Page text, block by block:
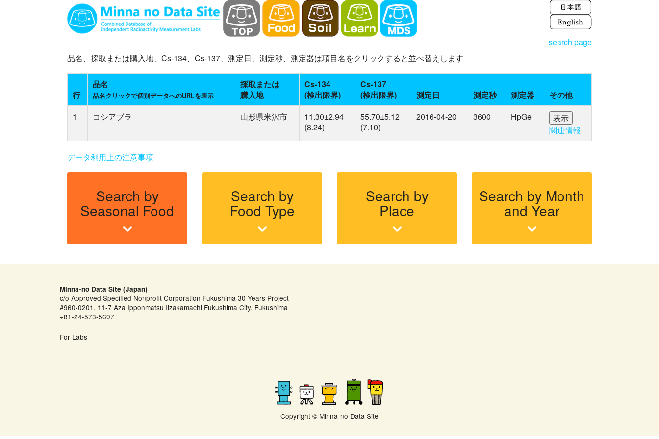
search page
品名、採取または購入地、Cs-134、Cs-137、測定日、測定秒、測定器は項目名をクリックすると並べ替えします
行
品名
品名クリックで個別データへのURLを表示
採取または
購入地
Cs-134
(検出限界)
Cs-137
(検出限界)
測定日 測定秒 測定器
その他
1
コシアブラ 山形県米沢市
11.30±2.94
(8.24)
55.70±5.12
(7.10)
2016-04-20 3600
HpGe
関連情報
データ利用上の注意事項
Search by
Seasonal Food
Search by
Food Type
Search by
Place
Search by Month
and Year
Minna-no Data Site (Japan)
c/o Approved Specified Nonprofit Corporation Fukushima 30-Years Project
#960-0201, 11-7 Aza Ipponmatsu Iizakamachi Fukushima City, Fukushima
+81-24-573-5697
For Labs
Copyright © Minna-no Data Site